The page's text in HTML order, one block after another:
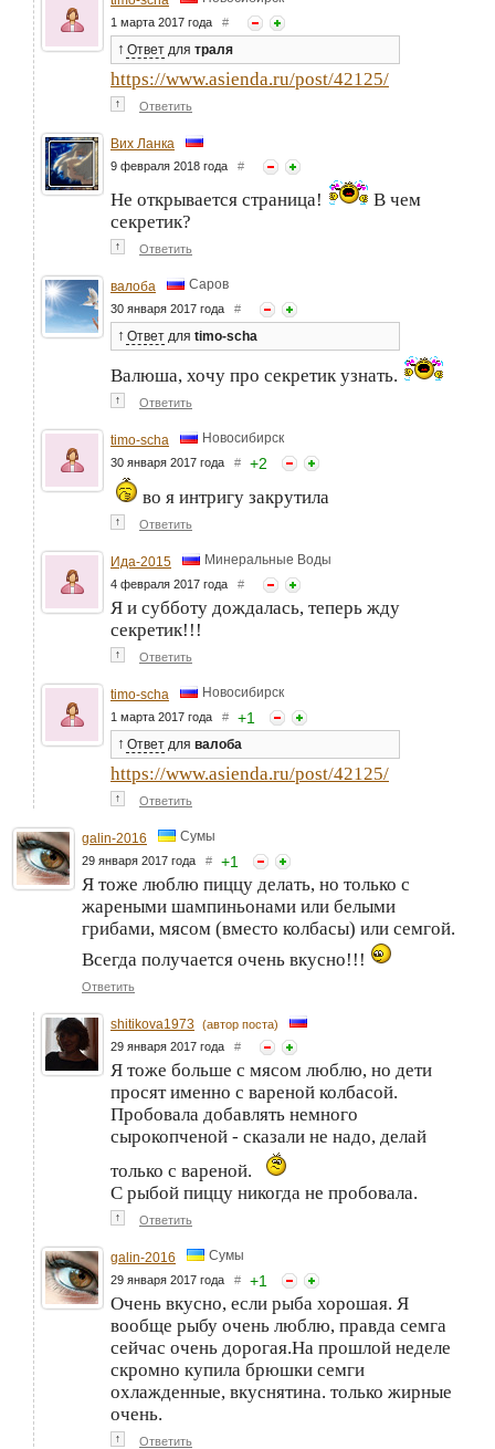
1 марта 2017 года #
↑ Ответ для траля
https://www.asienda.ru/post/42125/
↑ Ответить
Вих Ланка
9 февраля 2018 года #
Не открывается страница!
В чем
секретик?
↑ Ответить
валоба Саров
30 января 2017 года #
↑ Ответ для timo-scha
Валюша, хочу про секретик узнать.
↑ Ответить
timo-scha Новосибирск
30 января 2017 года # +2
во я интригу закрутила
↑ Ответить
Ида-2015 Минеральные Воды
4 февраля 2017 года #
Я и субботу дождалась, теперь жду
секретик!!!
↑ Ответить
timo-scha Новосибирск
1 марта 2017 года # +1
↑ Ответ для валоба
https://www.asienda.ru/post/42125/
↑ Ответить
galin-2016 Сумы
29 января 2017 года # +1
Я тоже люблю пиццу делать, но только с
жареными шампиньонами или белыми
грибами, мясом (вместо колбасы) или семгой.
Всегда получается очень вкусно!!!
Ответить
shitikova1973 (автор поста)
29 января 2017 года #
Я тоже больше с мясом люблю, но дети
просят именно с вареной колбасой.
Пробовала добавлять немного
сырокопченой - сказали не надо, делай
только с вареной.
С рыбой пиццу никогда не пробовала.
↑ Ответить
galin-2016 Сумы
29 января 2017 года # +1
Очень вкусно, если рыба хорошая. Я
вообще рыбу очень люблю, правда семга
сейчас очень дорогая.На прошлой неделе
скромно купила брюшки семги
охлажденные, вкуснятина. только жирные
очень.
↑ Ответить